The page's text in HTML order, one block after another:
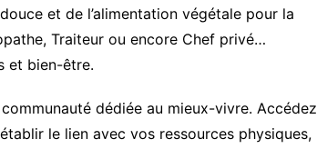
et de l’alimentation végétale pour la
Traiteur ou encore Chef privé…
et bien-être.
communauté dédiée au mieux-vivre. Accédez
le lien avec vos ressources physiques,